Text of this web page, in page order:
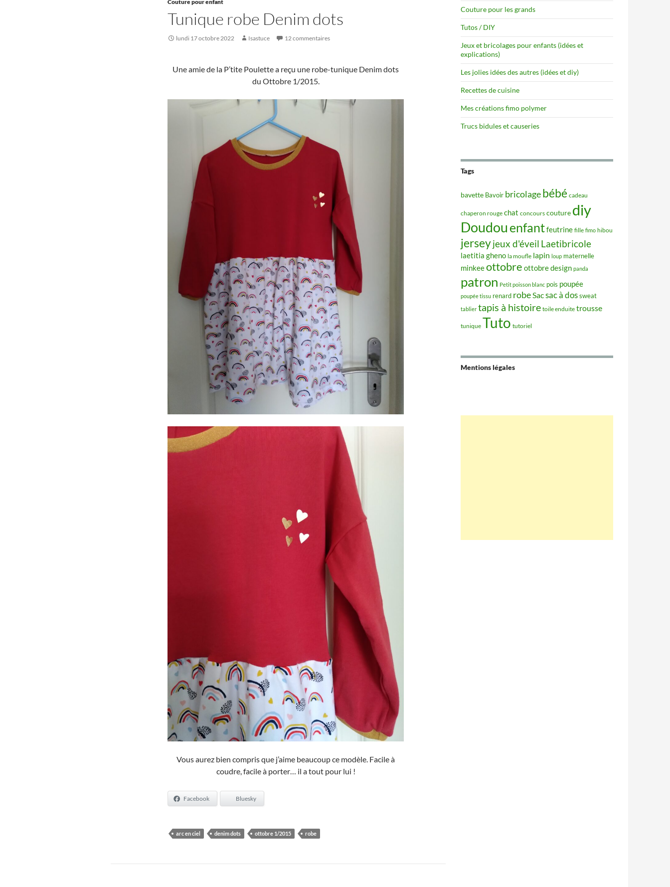
Couture pour enfant
Tunique robe Denim dots
lundi 17 octobre 2022 Isastuce 12 commentaires
Une amie de la P’tite Poulette a reçu une robe-tunique Denim dots
du Ottobre 1/2015.
Vous aurez bien compris que j’aime beaucoup ce modèle. Facile à
coudre, facile à porter… il a tout pour lui !
Facebook Bluesky
arc en ciel denim dots ottobre 1/2015 robe
Couture pour les grands
Tutos / DIY
Jeux et bricolages pour enfants (idées et
explications)
Les jolies idées des autres (idées et diy)
Recettes de cuisine
Mes créations fimo polymer
Trucs bidules et causeries
Tags
bavette Bavoir bricolagebébé cadeau
chaperon rouge chat concours couture diy
Doudou enfantfeutrine fille fimo hibou
jerseyjeux d'éveil Laetibricole
laetitia gheno la moufle lapin loup maternelle
minkeeottobre ottobre design panda
patron Petit poisson blanc pois poupée
poupée tissu renard robeSacsac à dossweat
tablier tapis à histoire toile enduite trousse
tunique Tuto tutoriel
Mentions légales